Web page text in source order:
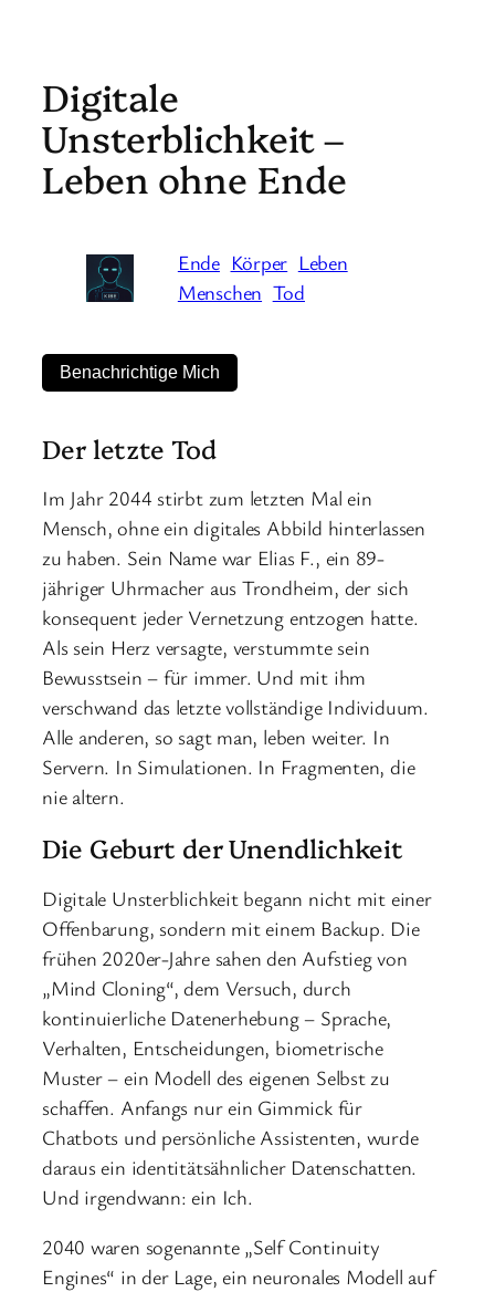
Digitale
Unsterblichkeit –
Leben ohne Ende
Ende Körper Leben
Menschen Tod
Benachrichtige Mich
Der letzte Tod
Im Jahr 2044 stirbt zum letzten Mal ein
Mensch, ohne ein digitales Abbild hinterlassen
zu haben. Sein Name war Elias F., ein 89-
jähriger Uhrmacher aus Trondheim, der sich
konsequent jeder Vernetzung entzogen hatte.
Als sein Herz versagte, verstummte sein
Bewusstsein – für immer. Und mit ihm
verschwand das letzte vollständige Individuum.
Alle anderen, so sagt man, leben weiter. In
Servern. In Simulationen. In Fragmenten, die
nie altern.
Die Geburt der Unendlichkeit
Digitale Unsterblichkeit begann nicht mit einer
Offenbarung, sondern mit einem Backup. Die
frühen 2020er-Jahre sahen den Aufstieg von
„Mind Cloning“, dem Versuch, durch
kontinuierliche Datenerhebung – Sprache,
Verhalten, Entscheidungen, biometrische
Muster – ein Modell des eigenen Selbst zu
schaffen. Anfangs nur ein Gimmick für
Chatbots und persönliche Assistenten, wurde
daraus ein identitätsähnlicher Datenschatten.
Und irgendwann: ein Ich.
2040 waren sogenannte „Self Continuity
Engines“ in der Lage, ein neuronales Modell auf